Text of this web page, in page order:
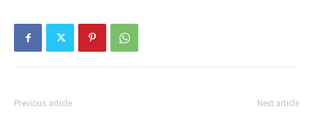
Previous article Next article